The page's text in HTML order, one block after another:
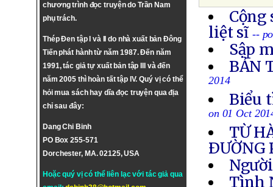
chương trình đọc truyện do Trần Nam
phụ trách.
Thép Đen tập I và II do nhà xuất bản Đông
Tiến phát hành từ năm 1987. Đến năm
1991, tác giả tự xuất bản tập III và đến
năm 2005 thì hoàn tất tập IV. Quý vị có thể
hỏi mua sách hay dĩa đọc truyện qua địa
chỉ sau đây:
Dang Chi Binh
PO Box 255-571
Dorchester, MA. 02125, USA
Hoặc quý vị có thể liên lạc với tác giả qua
Cộng
liệt sĩ --
Sập
BẢN
2014
Biểu
on 01 Oct
TỪ
ÐƯỜNG
Tình